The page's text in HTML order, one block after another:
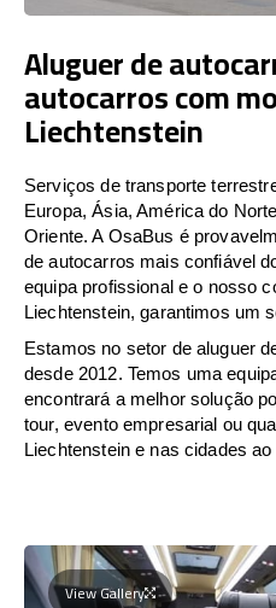
Aluguer de
autocarros com
Liechtenstein
Serviços de transporte
Europa, Ásia, América do
Oriente. A OsaBus é
de autocarros mais confiável
equipa profissional e o nosso
Liechtenstein, garantimos um
Estamos no setor de aluguer
desde 2012. Temos uma
encontrará a melhor solução
tour, evento empresarial ou
Liechtenstein e nas cidades ao
View Gallery